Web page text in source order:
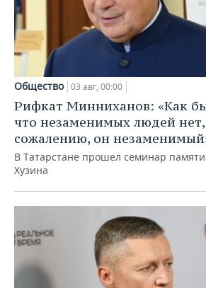
Общество 03 авг, 00:00
Рифкат Минниханов: «Как
что незаменимых людей
сожалению, он
В Татарстане прошел семинар
Хузина